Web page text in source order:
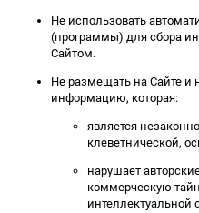
Не использовать
(программы) для сбора
Сайтом.
Не размещать на Сайте и
информацию, которая:
является
клеветнической,
нарушает
коммерческую
интеллектуальной